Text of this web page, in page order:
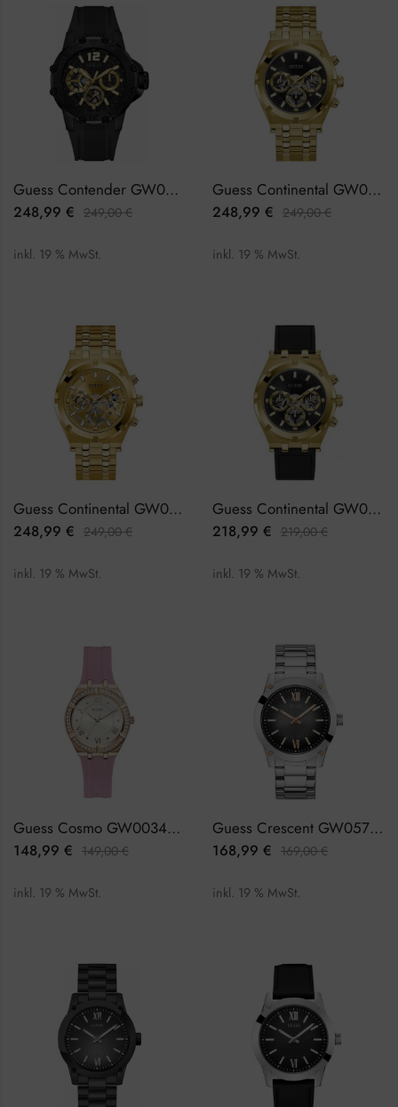
Guess Contender GW0640G2 Herrenuhr
248,99 € 249,00€
inkl. 19 % MwSt.
Guess Continental GW0260G2 Herrenuhr
248,99 € 249,00€
inkl. 19 % MwSt.
Guess Continental GW0260G4 Herrenuhr
248,99 € 249,00€
inkl. 19 % MwSt.
Guess Continental GW0262G2 Herrenuhr
218,99 € 219,00€
inkl. 19 % MwSt.
Guess Cosmo GW0034L3 Damenuhr
148,99 € 149,00€
inkl. 19 % MwSt.
Guess Crescent GW0574G1 Herrenuhr
168,99 € 169,00€
inkl. 19 % MwSt.